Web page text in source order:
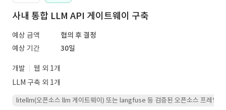
사내 통합 LLM API 게이트웨이 구축
예상 금액
협의 후 결정
예상 기간
30일
개발
웹 외 1개
LLM 구축 외 1개
litellm(오픈소스 llm 게이트웨이) 또는 langfuse 등 검증된 오픈소스 프레임워